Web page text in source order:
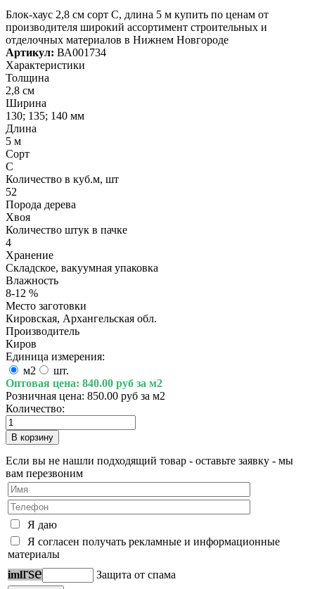
Блок-хаус 2,8 см сорт С, длина 5 м купить по ценам от
производителя широкий ассортимент строительных и
отделочных материалов в Нижнем Новгороде
Артикул: ВА001734
Характеристики
Толщина
2,8 см
Ширина
130; 135; 140 мм
Длина
5 м
Сорт
С
Количество в куб.м, шт
52
Порода дерева
Хвоя
Количество штук в пачке
4
Хранение
Складское, вакуумная упаковка
Влажность
8-12 %
Место заготовки
Кировская, Архангельская обл.
Производитель
Киров
Единица измерения:
м2
шт.
Оптовая цена: 840.00 руб за м2
Розничная цена: 850.00 руб за м2
Количество:
Если вы не нашли подходящий товар - оставьте заявку - мы
вам перезвоним
Я даю
Я согласен получать рекламные и информационные
материалы
imlrse Защита от спама